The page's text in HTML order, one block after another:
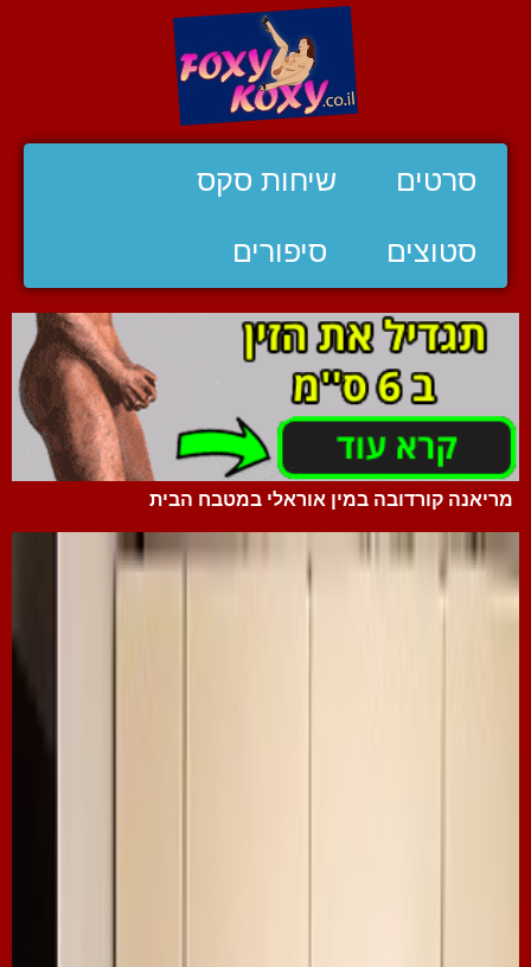
סרטים שיחות סקס
סטוצים סיפורים
מריאנה קורדובה במין אוראלי במטבח הבית